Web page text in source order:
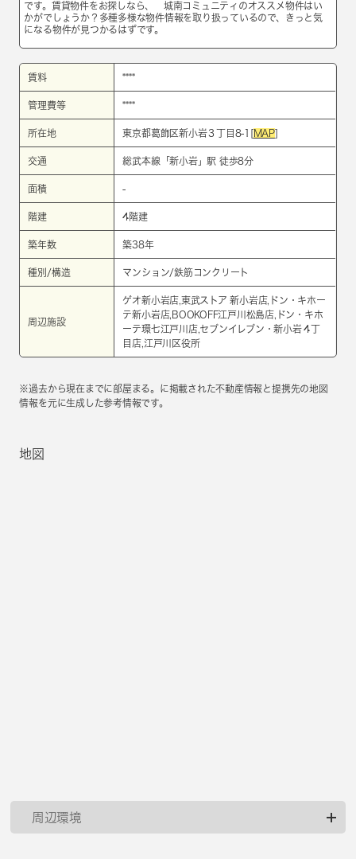
です。賃貸物件をお探しなら、 城南コミュニティのオススメ物件はい
かがでしょうか？多種多様な物件情報を取り扱っているので、きっと気
になる物件が見つかるはずです。
賃料 ****
管理費等 ****
所在地 東京都葛飾区新小岩３丁目8-1[ MAP]
交通 総武本線 「新小岩」駅 徒歩8分
面積 -
階建 4階建
築年数 築38年
種別/構造 マンション/鉄筋コンクリート
周辺施設
ゲオ新小岩店,東武ストア 新小岩店,ドン・キホー
テ新小岩店,BOOKOFF江戸川松島店,ドン・キホ
ーテ環七江戸川店,セブンイレブン・新小岩４丁
目店,江戸川区役所
※過去から現在までに部屋まる。に掲載された不動産情報と提携先の地図
情報を元に生成した参考情報です。
地図
周辺環境